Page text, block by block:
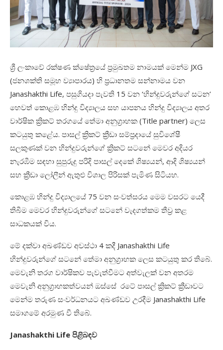
ශ්‍රී ලංකාවේ රක්ෂණ ක්ෂේත්‍රයේ ප්‍රමුඛතම නාමයක් මෙන්ම JXG
(ජනශක්ති සමූහ ව්‍යාපාරය) හි ප්‍රධානතම සන්නාමය වන
Janashakthi Life, පසුගියදා පැවති 15 වන ‘හින්දුවරුන්ගේ සටන’
හෙවත් කොළඹ හින්දු විද්‍යාලය සහ යාපනය හින්දු විද්‍යාලය අතර
වාර්ෂික ක්‍රිකට් තරගයේ තේමා අනුග්‍රාහක (Title partner) ලෙස
කටයුතු කළේය. පාසල් ක්‍රිකට් ක්‍රීඩා සම්ප්‍රදායේ සුවිශේෂී
සලකුණක් වන හින්දුවරුන්ගේ ක්‍රිකට් සටනේ මෙවර අදියර
නැරඹීම සඳහා සුපුරුදු පරිදි පාසල් දෙකේ ශිෂ්‍යයන්, ආදි ශිෂ්‍යයන්
සහ ක්‍රීඩා ලෝලීන් ඇතුළු විශාල පිරිසක් පැමිණ සිටියහ.
කොළඹ හින්දු විද්‍යාලයේ 75 වන සංවත්සරය මෙම වසරට යෙදී
තිබීම මෙවර හින්දුවරුන්ගේ සටනේ වැදගත්කම තීව්‍ර කළ
සාධකයක් විය.
මේ දක්වා අඛණ්ඩව අවස්ථා 4 කදී Janashakthi Life
හින්දුවරුන්ගේ සටනේ තේමා අනුග්‍රාහක ලෙස කටයුතු කර තිබේ.
මෙවැනි තරග වාර්ෂිකව පැවැත්වීමට අත්වැලක් වන අතරම
මෙවැනි අනුග්‍රාහකත්වයන් ඔස්සේ රටේ පාසල් ක්‍රිකට් ක්‍රීඩාවට
මෙන්ම තරුණ සංවර්ධනයට අඛණ්ඩව උරදීම Janashakthi Life
සමාගමේ අරමුණ වී තිබේ.
Janashakthi Life පිළිබඳව